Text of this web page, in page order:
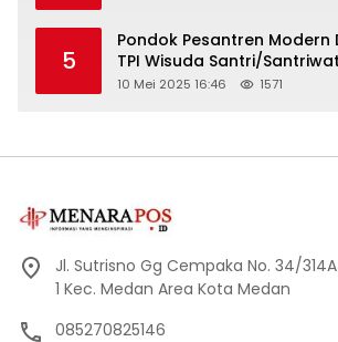
5
Pondok Pesantren Modern
TPI Wisuda Santri/
XXXIII
10 Mei 2025 16:46 1571
Jl. Sutrisno Gg Cempaka No. 34/
1 Kec. Medan Area Kota Medan
085270825146